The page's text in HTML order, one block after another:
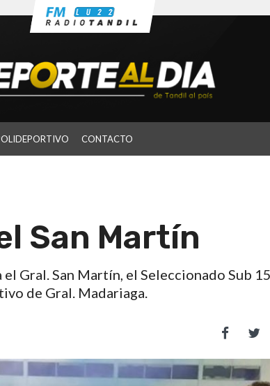
CONTACTO
San Martín
Gral. San Martín, el Seleccionado Sub
de Gral. Madariaga.